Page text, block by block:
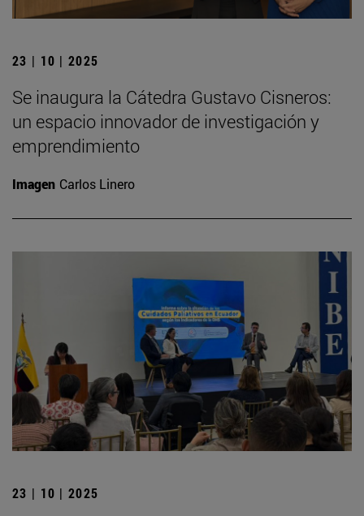
23 | 10 | 2025
Se inaugura la Cátedra Gustavo Cisneros:
un espacio innovador de investigación y
emprendimiento
Imagen Carlos Linero
23 | 10 | 2025